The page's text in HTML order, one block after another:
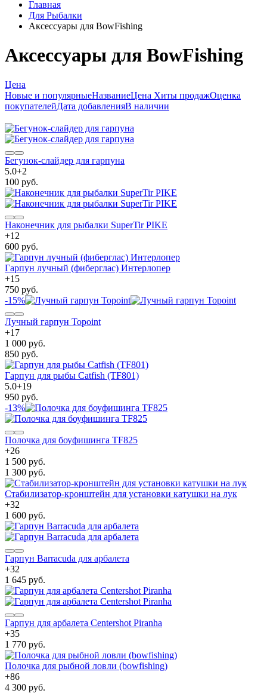
Главная
Для Рыбалки
Аксессуары для BowFishing
Аксессуары для BowFishing
Цена
Новые и популярныеНазваниеЦена Хиты продажОценка
покупателейДата добавленияВ наличии
Бегунок-слайдер для гарпуна
5.0+2
100 руб.
Наконечник для рыбалки SuperTir PIKE
+12
600 руб.
Гарпун лучный (фиберглас) Интерлопер
+15
750 руб.
-15%
Лучный гарпун Topoint
+17
1 000 руб.
850 руб.
Гарпун для рыбы Catfish (TF801)
5.0+19
950 руб.
-13%
Полочка для боуфишинга TF825
+26
1 500 руб.
1 300 руб.
Стабилизатор-кронштейн для установки катушки на лук
+32
1 600 руб.
Гарпун Barracuda для арбалета
+32
1 645 руб.
Гарпун для арбалета Centershot Piranha
+35
1 770 руб.
Полочка для рыбной ловли (bowfishing)
+86
4 300 руб.